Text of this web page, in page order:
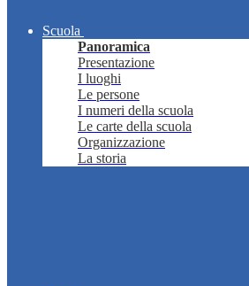
Scuola
Panoramica
Presentazione
I luoghi
Le persone
I numeri della scuola
Le carte della scuola
Organizzazione
La storia